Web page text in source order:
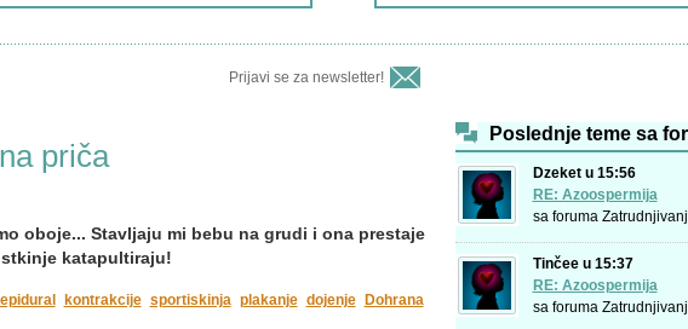
Prijavi se za newsletter!
priča
oboje... Stavljaju mi bebu na grudi i ona prestaje
katapultiraju!
epidural kontrakcije sportiskinja plakanje dojenje Dohrana
Poslednje teme sa
Dzeket u 15:56
RE: Azoospermija
sa foruma
Tinčee u 15:37
RE: Azoospermija
sa foruma